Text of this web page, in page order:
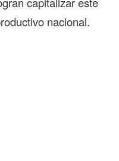
nacional.